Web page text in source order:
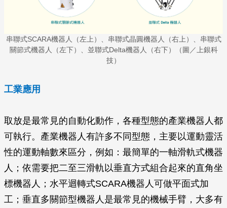
串聯式SCARA機器人（左上）、串聯式晶圓機器人（右上）、串聯式
關節式機器人（左下）、並聯式Delta機器人（右下）（圖／上銀科
技）
工業應用
取放是最常見的自動化動作，各種型態的產業機器人都
可執行。產業機器人有許多不同型態，主要以運動靈活
性的運動軸數來區分，例如：最簡單的一軸滑軌式機器
人；依需要把二至三滑軌以垂直方式組合起來的直角坐
標機器人；水平迴轉式SCARA機器人可做平面式加
工；垂直多關節型機器人是最常見的機械手臂，大多有